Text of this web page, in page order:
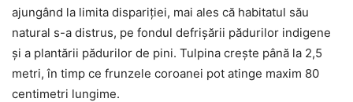
ajungând la limita dispariţiei, mai ales că habitatul său
natural s-a distrus, pe fondul defrişării pădurilor indigene
şi a plantării pădurilor de pini. Tulpina creşte până la 2,5
metri, în timp ce frunzele coroanei pot atinge maxim 80
centimetri lungime.